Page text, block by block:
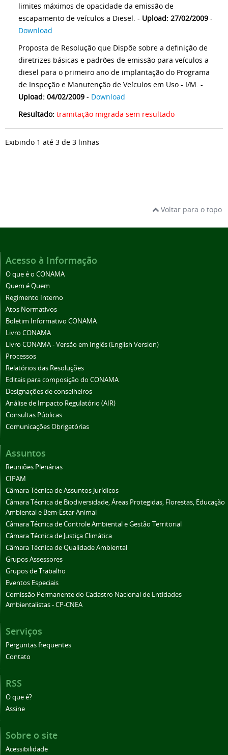
limites máximos de opacidade da emissão de
escapamento de veículos a Diesel. - Upload: 27/02/2009 -
Download
Proposta de Resolução que Dispõe sobre a definição de
diretrizes básicas e padrões de emissão para veículos a
diesel para o primeiro ano de implantação do Programa
de Inspeção e Manutenção de Veículos em Uso - I/M. -
Upload: 04/02/2009 - Download
Resultado: tramitação migrada sem resultado
Exibindo 1 até 3 de 3 linhas
Voltar para o topo
Acesso à Informação
O que é o CONAMA
Quem é Quem
Regimento Interno
Atos Normativos
Boletim Informativo CONAMA
Livro CONAMA
Livro CONAMA - Versão em Inglês (English Version)
Processos
Relatórios das Resoluções
Editais para composição do CONAMA
Designações de conselheiros
Análise de Impacto Regulatório (AIR)
Consultas Públicas
Comunicações Obrigatórias
Assuntos
Reuniões Plenárias
CIPAM
Câmara Técnica de Assuntos Jurídicos
Câmara Técnica de Biodiversidade, Áreas Protegidas, Florestas, Educação
Ambiental e Bem-Estar Animal
Câmara Técnica de Controle Ambiental e Gestão Territorial
Câmara Técnica de Justiça Climática
Câmara Técnica de Qualidade Ambiental
Grupos Assessores
Grupos de Trabalho
Eventos Especiais
Comissão Permanente do Cadastro Nacional de Entidades
Ambientalistas - CP-CNEA
Serviços
Perguntas frequentes
Contato
RSS
O que é?
Assine
Sobre o site
Acessibilidade